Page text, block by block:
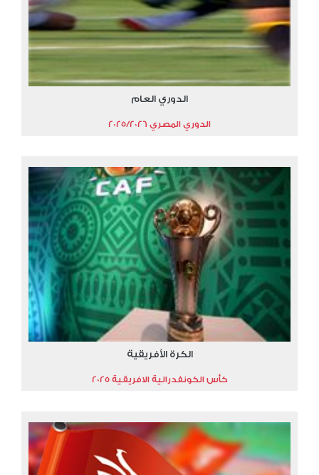
الدوري العام
الدوري المصري 2025/2026
الكرة الأفريقية
كأس الكونفدرالية الافريقية 2025